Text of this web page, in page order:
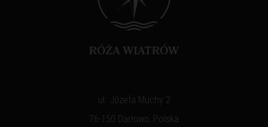
ul. Józefa Muchy 2
76-150 Darłowo, Polska